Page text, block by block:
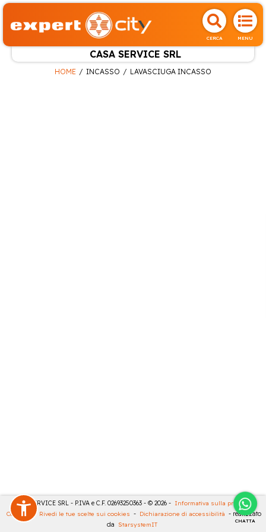
CERCA MENU
CASA SERVICE SRL
CHATTA
HOME INCASSO LAVASCIUGA INCASSO
CASA SERVICE SRL - P.IVA e C.F. 02693250363 - © 2026 - Informativa sulla privacy -
Cookies
- Rivedi le tue scelte sui cookies - Dichiarazione di accessibilità - realizzato
da StarsystemIT